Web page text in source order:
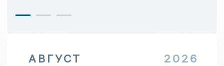
АВГУСТ 2026